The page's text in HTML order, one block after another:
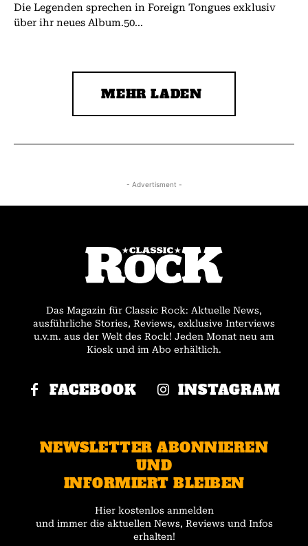
Die Legenden sprechen in Foreign Tongues exklusiv
über ihr neues Album.50...
MEHR LADEN
- Advertisment -
Das Magazin für Classic Rock: Aktuelle News,
ausführliche Stories, Reviews, exklusive Interviews
u.v.m. aus der Welt des Rock! Jeden Monat neu am
Kiosk und im Abo erhältlich.
FACEBOOK INSTAGRAM
NEWSLETTER ABONNIEREN
UND
INFORMIERT BLEIBEN
Hier kostenlos anmelden
und immer die aktuellen News, Reviews und Infos
erhalten!